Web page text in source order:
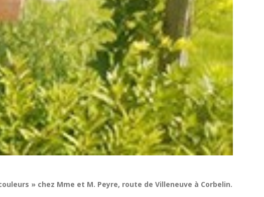
» chez Mme et M. Peyre, route de Villeneuve à Corbelin.